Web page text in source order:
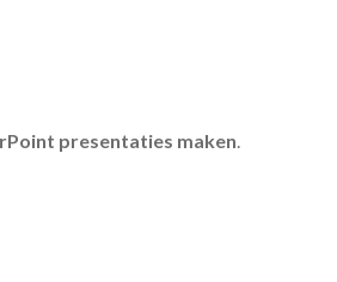
presentaties maken.